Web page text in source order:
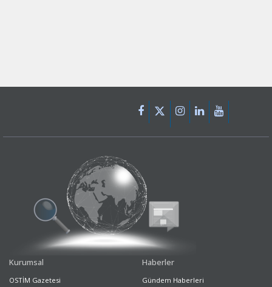
Kurumsal
OSTİM Gazetesi
Haberler
Gündem Haberleri